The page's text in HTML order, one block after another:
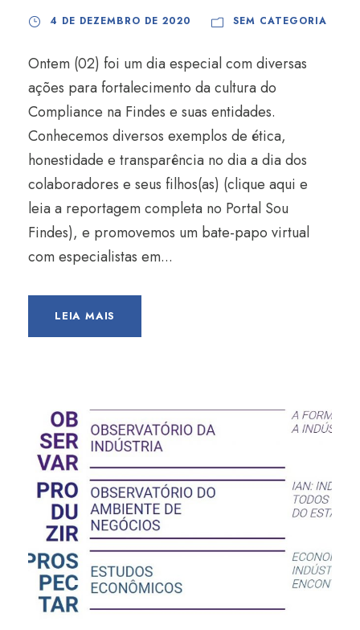
4 DE DEZEMBRO DE 2020 SEM CATEGORIA
Ontem (02) foi um dia especial com diversas
ações para fortalecimento da cultura do
Compliance na Findes e suas entidades.
Conhecemos diversos exemplos de ética,
honestidade e transparência no dia a dia dos
colaboradores e seus filhos(as) (clique aqui e
leia a reportagem completa no Portal Sou
Findes), e promovemos um bate-papo virtual
com especialistas em...
LEIA MAIS